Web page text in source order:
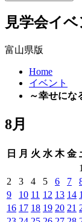
見学会イ
富山県版
Home
イベント
～幸せにな
8月
日 月 火 水 木 金
1
2
3 4 5 6 7
9
10 11 12 13 14
16 17 18 19 20 21